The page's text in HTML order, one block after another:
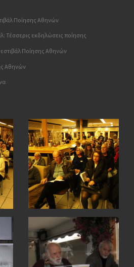
Ποίησης Αθηνών
Τέσσερις εκδηλώσεις ποίησης
Ποίησης Αθηνών
Αθηνών